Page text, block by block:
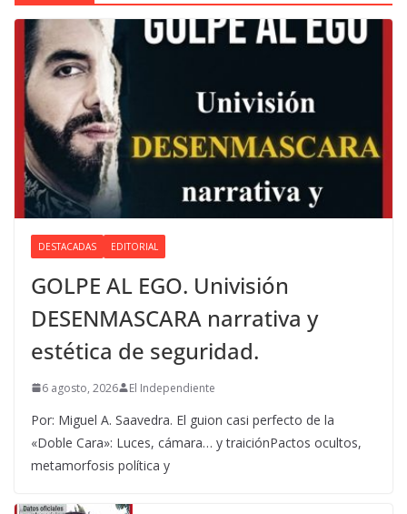
DESTACADAS EDITORIAL
GOLPE AL EGO. Univisión
DESENMASCARA narrativa y
estética de seguridad.
6 agosto, 2026 El Independiente
Por: Miguel A. Saavedra. El guion casi perfecto de la
«Doble Cara»: Luces, cámara… y traiciónPactos ocultos,
metamorfosis política y